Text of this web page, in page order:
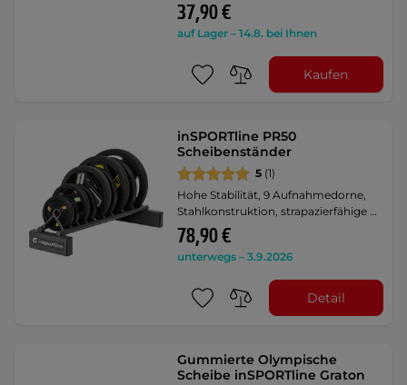
37,90 €
auf Lager – 14.8. bei Ihnen
Kaufen
inSPORTline PR50
Scheibenständer
5 (1)
Hohe Stabilität, 9 Aufnahmedorne,
Stahlkonstruktion, strapazierfähige …
78,90 €
unterwegs – 3.9.2026
Detail
Gummierte Olympische
Scheibe inSPORTline Graton